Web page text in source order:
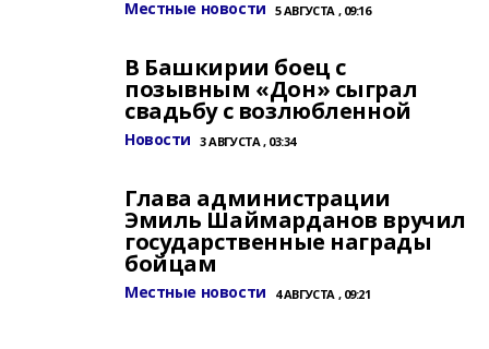
Местные новости 5 АВГУСТА , 09:16
В Башкирии боец с
позывным «Дон» сыграл
свадьбу с возлюбленной
Новости 3 АВГУСТА , 03:34
Глава администрации
Эмиль Шаймарданов вручил
государственные награды
бойцам
Местные новости 4 АВГУСТА , 09:21